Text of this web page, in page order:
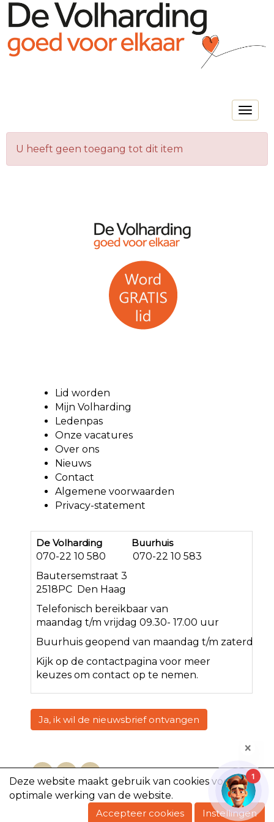
Toggle
Deze website maakt gebruik van cookies voor een
optimale werking van de website.
Accepteer cookies
Instellingen
U heeft geen toegang tot dit item
Lid worden
Mijn Volharding
Ledenpas
Onze vacatures
Over ons
Nieuws
Contact
Algemene voorwaarden
Privacy-statement
De Volharding Buurhuis
070-22 10 580 070-22 10 583
Bautersemstraat 3
2518PC Den Haag
Telefonisch bereikbaar van
maandag t/m vrijdag 09.30- 17.00 uur
Buurhuis geopend van maandag t/m zaterdag<
Kijk op de contactpagina voor meer
keuzes om contact op te nemen.
Ja, ik wil de nieuwsbrief ontvangen
Copyright @2023, De Volharding
1